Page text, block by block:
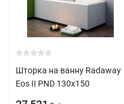
Шторка на ванну Radaway
Eos II PND 130x150